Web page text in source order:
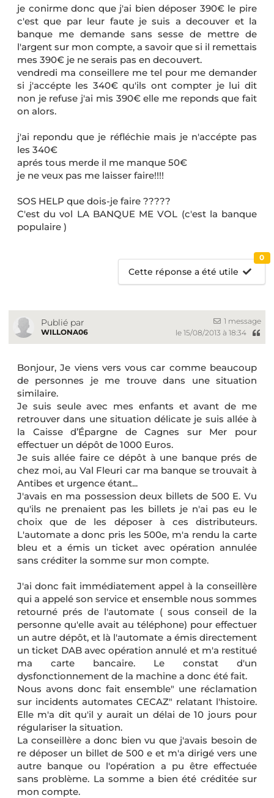
je conirme donc que j'ai bien déposer 390€ le pire
c'est que par leur faute je suis a decouver et la
banque me demande sans sesse de mettre de
l'argent sur mon compte, a savoir que si il remettais
mes 390€ je ne serais pas en decouvert.
vendredi ma conseillere me tel pour me demander
si j'accépte les 340€ qu'ils ont compter je lui dit
non je refuse j'ai mis 390€ elle me reponds que fait
on alors.
j'ai repondu que je réfléchie mais je n'accépte pas
les 340€
aprés tous merde il me manque 50€
je ne veux pas me laisser faire!!!!
SOS HELP que dois-je faire ?????
C'est du vol LA BANQUE ME VOL (c'est la banque
populaire )
Cette réponse a été utile
0
Publié par
WILLONA06
1 message
le 15/08/2013 à 18:34
Bonjour, Je viens vers vous car comme beaucoup
de personnes je me trouve dans une situation
similaire.
Je suis seule avec mes enfants et avant de me
retrouver dans une situation délicate je suis allée à
la Caisse d’Épargne de Cagnes sur Mer pour
effectuer un dépôt de 1000 Euros.
Je suis allée faire ce dépôt à une banque prés de
chez moi, au Val Fleuri car ma banque se trouvait à
Antibes et urgence étant...
J'avais en ma possession deux billets de 500 E. Vu
qu'ils ne prenaient pas les billets je n'ai pas eu le
choix que de les déposer à ces distributeurs.
L'automate a donc pris les 500e, m'a rendu la carte
bleu et a émis un ticket avec opération annulée
sans créditer la somme sur mon compte.
J'ai donc fait immédiatement appel à la conseillère
qui a appelé son service et ensemble nous sommes
retourné prés de l'automate ( sous conseil de la
personne qu'elle avait au téléphone) pour effectuer
un autre dépôt, et là l'automate a émis directement
un ticket DAB avec opération annulé et m'a restitué
ma carte bancaire. Le constat d'un
dysfonctionnement de la machine a donc été fait.
Nous avons donc fait ensemble" une réclamation
sur incidents automates CECAZ" relatant l'histoire.
Elle m'a dit qu'il y aurait un délai de 10 jours pour
régulariser la situation.
La conseillère a donc bien vu que j'avais besoin de
re déposer un billet de 500 e et m'a dirigé vers une
autre banque ou l'opération a pu être effectuée
sans problème. La somme a bien été créditée sur
mon compte.